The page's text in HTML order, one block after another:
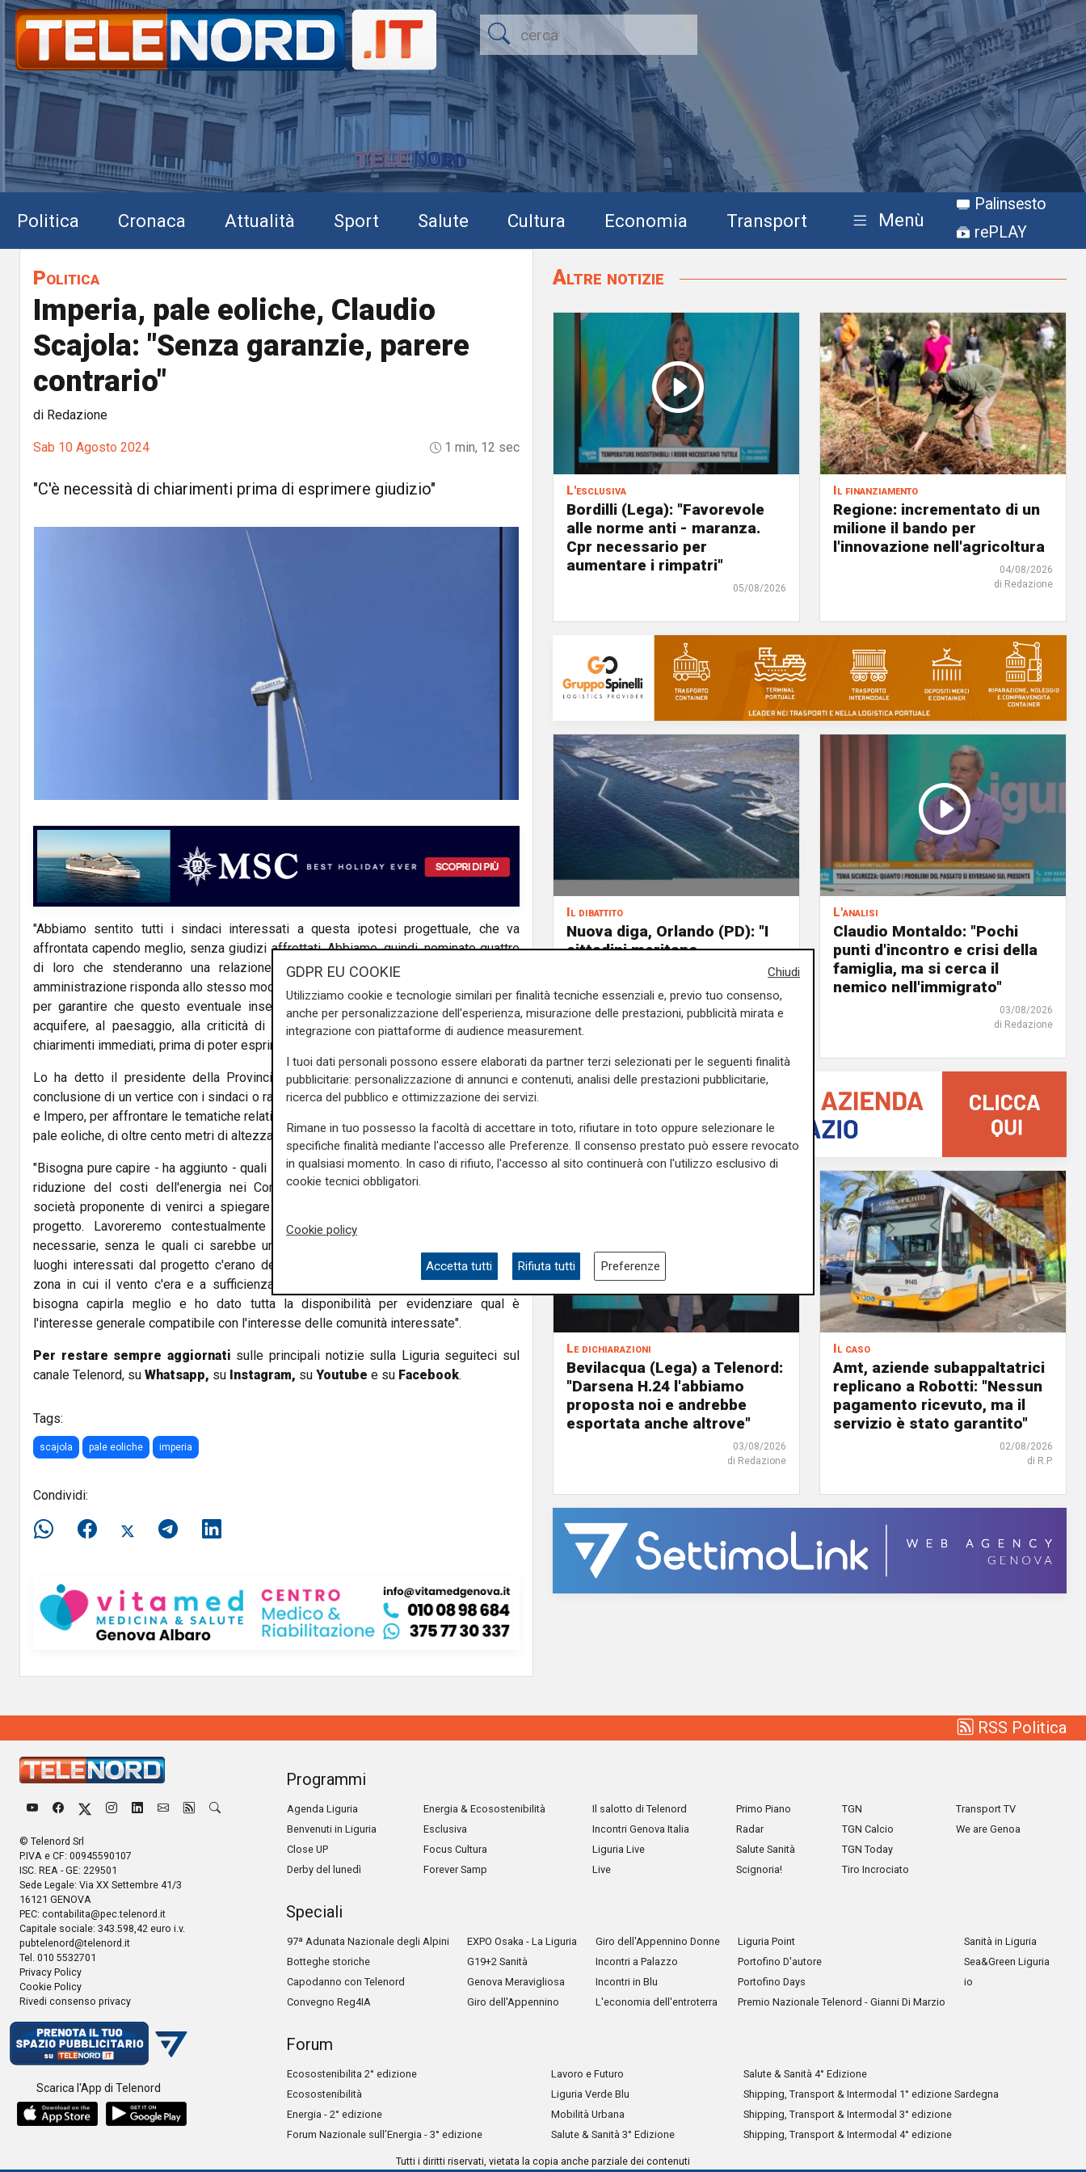
Politica Cronaca Attualità Sport Salute Cultura Economia Transport Menù
Palinsesto
rePLAY
Politica
Imperia, pale eoliche, Claudio
Scajola: "Senza garanzie, parere
contrario"
di Redazione
Sab 10 Agosto 2024 1 min, 12 sec
"C'è necessità di chiarimenti prima di esprimere giudizio"
"Abbiamo sentito tutti i sindaci interessati a questa ipotesi progettuale, che va
affrontata capendo meglio, senza giudizi affrettati. Abbiamo, quindi, nominato quattro
di loro che stenderanno una relazione comune a tutti, in modo che ciascuna
amministrazione risponda allo stesso modo al ministero, presentando le osservazioni
per garantire che questo eventuale insediamento non procuri un danno alle falde
acquifere, al paesaggio, alla criticità di alcune pareti rocciose. La necessità è di
chiarimenti immediati, prima di poter esprimere un parere".
Lo ha detto il presidente della Provincia di Imperia Claudio Scajolaieri sera a
conclusione di un vertice con i sindaci o rappresentanti dei Comuni delle valli Arroscia
e Impero, per affrontare le tematiche relative al progetto che prevede l'installazione di
pale eoliche, di oltre cento metri di altezza, nell'entroterra di Imperia.
"Bisogna pure capire - ha aggiunto - quali sono i vantaggi sul piano economico e sulla
riduzione del costi dell'energia nei Comuni interessati. Chiederemo, inoltre, alla
società proponente di venirci a spiegare in maniera dettagliata, e più chiara, tutto il
progetto. Lavoreremo contestualmente con il ministero per ottenere garanzie
necessarie, senza le quali ci sarebbe un parere contrario". "Da due anni su questi
luoghi interessati dal progetto c'erano dei rilevatori di vento per valutare se fosse
zona in cui il vento c'era e a sufficienza - ha concluso Scajola -. E' una proposta,
bisogna capirla meglio e ho dato tutta la disponibilità per evidenziare qual è
l'interesse generale compatibile con l'interesse delle comunità interessate".
Per restare sempre aggiornati sulle principali notizie sulla Liguria seguiteci sul
canale Telenord, su Whatsapp, su Instagram, su Youtube e su Facebook.
Tags:
scajola pale eoliche imperia
Condividi:
Altre notizie
L'esclusiva
Bordilli (Lega): "Favorevole
alle norme anti - maranza.
Cpr necessario per
aumentare i rimpatri"
05/08/2026
Il finanziamento
Regione: incrementato di un
milione il bando per
l'innovazione nell'agricoltura
04/08/2026
di Redazione
Il dibattito
Nuova diga, Orlando (PD): "I
cittadini meritano
rispetto della legalità"
04/08/2026
L'analisi
Claudio Montaldo: "Pochi
punti d'incontro e crisi della
famiglia, ma si cerca il
nemico nell'immigrato"
03/08/2026
di Redazione
Le dichiarazioni
Bevilacqua (Lega) a Telenord:
"Darsena H.24 l'abbiamo
proposta noi e andrebbe
esportata anche altrove"
03/08/2026
di Redazione
Il caso
Amt, aziende subappaltatrici
replicano a Robotti: "Nessun
pagamento ricevuto, ma il
servizio è stato garantito"
02/08/2026
di R.P.
RSS Politica
© Telenord Srl
P.IVA e CF: 00945590107
ISC. REA - GE: 229501
Sede Legale: Via XX Settembre 41/3
16121 GENOVA
PEC: contabilita@pec.telenord.it
Capitale sociale: 343.598,42 euro i.v.
pubtelenord@telenord.it
Tel. 010 5532701
Privacy Policy
Cookie Policy
Rivedi consenso privacy
Scarica l'App di Telenord
Programmi
Agenda Liguria
Benvenuti in Liguria
Close UP
Derby del lunedì
Energia & Ecosostenibilità
Esclusiva
Focus Cultura
Forever Samp
Il salotto di Telenord
Incontri Genova Italia
Liguria Live
Live
Primo Piano
Radar
Salute Sanità
Scignoria!
TGN
TGN Calcio
TGN Today
Tiro Incrociato
Transport TV
We are Genoa
Speciali
97ª Adunata Nazionale degli Alpini
Botteghe storiche
Capodanno con Telenord
Convegno Reg4IA
EXPO Osaka - La Liguria
G19+2 Sanità
Genova Meravigliosa
Giro dell'Appennino
Giro dell'Appennino Donne
Incontri a Palazzo
Incontri in Blu
L'economia dell'entroterra
Liguria Point
Portofino D'autore
Portofino Days
Premio Nazionale Telenord - Gianni Di Marzio
Sanità in Liguria
Sea&Green Liguria
io
Forum
Ecosostenibilita 2° edizione
Ecosostenibilità
Energia - 2° edizione
Forum Nazionale sull’Energia - 3° edizione
Lavoro e Futuro
Liguria Verde Blu
Mobilità Urbana
Salute & Sanità 3° Edizione
Salute & Sanità 4° Edizione
Shipping, Transport & Intermodal 1° edizione Sardegna
Shipping, Transport & Intermodal 3° edizione
Shipping, Transport & Intermodal 4° edizione
Tutti i diritti riservati, vietata la copia anche parziale dei contenuti
Chiudi
GDPR EU COOKIE
Utilizziamo cookie e tecnologie similari per finalità tecniche essenziali e, previo tuo consenso,
anche per personalizzazione dell'esperienza, misurazione delle prestazioni, pubblicità mirata e
integrazione con piattaforme di audience measurement.
I tuoi dati personali possono essere elaborati da partner terzi selezionati per le seguenti finalità
pubblicitarie: personalizzazione di annunci e contenuti, analisi delle prestazioni pubblicitarie,
ricerca del pubblico e ottimizzazione dei servizi.
Rimane in tuo possesso la facoltà di accettare in toto, rifiutare in toto oppure selezionare le
specifiche finalità mediante l'accesso alle Preferenze. Il consenso prestato può essere revocato
in qualsiasi momento. In caso di rifiuto, l'accesso al sito continuerà con l'utilizzo esclusivo di
cookie tecnici obbligatori.
Cookie policy
Accetta tutti Rifiuta tutti Preferenze